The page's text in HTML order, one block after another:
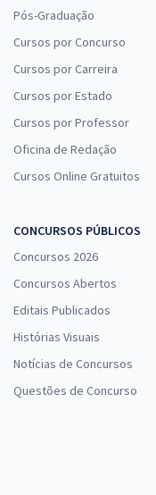
Pós-Graduação
Cursos por Concurso
Cursos por Carreira
Cursos por Estado
Cursos por Professor
Oficina de Redação
Cursos Online Gratuitos
CONCURSOS PÚBLICOS
Concursos 2026
Concursos Abertos
Editais Publicados
Histórias Visuais
Notícias de Concursos
Questões de Concurso